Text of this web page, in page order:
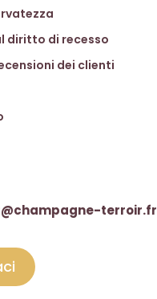
diritto di recesso
dei clienti
terroir.fr